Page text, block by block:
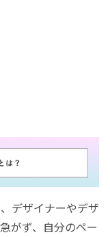
デザイナーやデザ
がず、自分のペー